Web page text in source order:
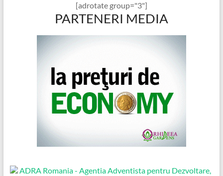
[adrotate group="3"]
PARTENERI MEDIA